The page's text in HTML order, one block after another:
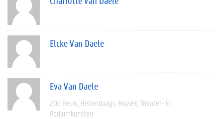
Elcke Van Daele
Eva Van Daele
20e Eeuw Hedendaags Muziek Theater- En
Podiumkunsten